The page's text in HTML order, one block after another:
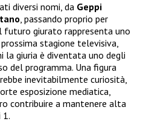
diversi nomi, da Geppi
, passando proprio per
futuro giurato rappresenta uno
stagione televisiva,
giuria è diventata uno degli
del programma. Una figura
inevitabilmente curiosità,
esposizione mediatica,
contribuire a mantenere alta
1.